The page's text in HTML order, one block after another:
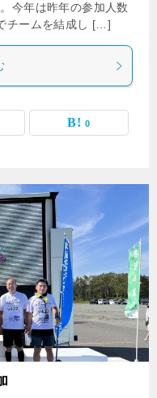
今年は昨年の参加人数
チームを結成し […]
0